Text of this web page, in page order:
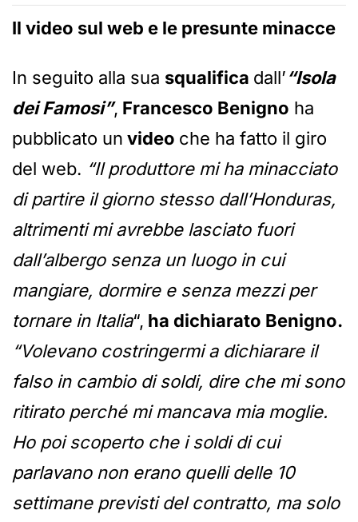
Il video sul web e le presunte minacce
In seguito alla sua squalifica dall’“Isola
dei Famosi”, Francesco Benigno ha
pubblicato un video che ha fatto il giro
del web. “Il produttore mi ha minacciato
di partire il giorno stesso dall’Honduras,
altrimenti mi avrebbe lasciato fuori
dall’albergo senza un luogo in cui
mangiare, dormire e senza mezzi per
tornare in Italia“, ha dichiarato Benigno.
“Volevano costringermi a dichiarare il
falso in cambio di soldi, dire che mi sono
ritirato perché mi mancava mia moglie.
Ho poi scoperto che i soldi di cui
parlavano non erano quelli delle 10
settimane previsti del contratto, ma solo